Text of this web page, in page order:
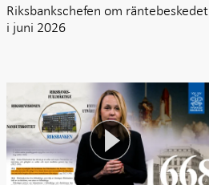
Riksbankschefen om räntebeskedet
i juni 2026